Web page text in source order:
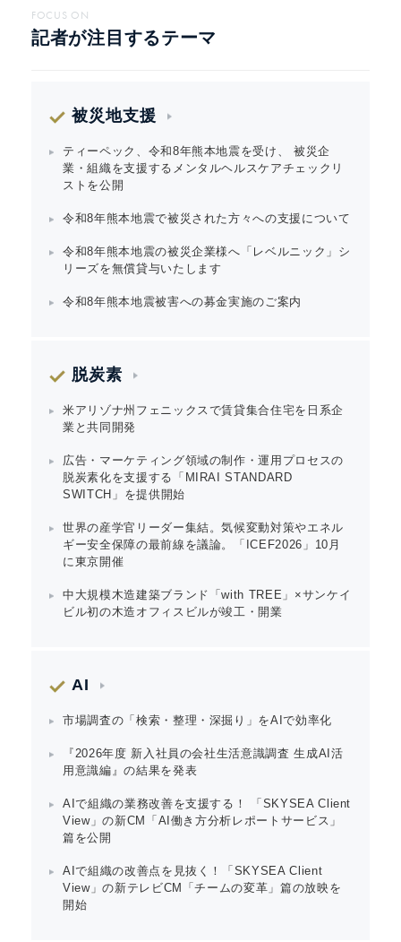
FOCUS ON
記者が注目するテーマ
被災地支援
ティーペック、令和8年熊本地震を受け、 被災企
業・組織を支援するメンタルヘルスケアチェックリ
ストを公開
令和8年熊本地震で被災された方々への支援について
令和8年熊本地震の被災企業様へ「レベルニック」シ
リーズを無償貸与いたします
令和8年熊本地震被害への募金実施のご案内
脱炭素
米アリゾナ州フェニックスで賃貸集合住宅を日系企
業と共同開発
広告・マーケティング領域の制作・運用プロセスの
脱炭素化を支援する「MIRAI STANDARD
SWITCH」を提供開始
世界の産学官リーダー集結。気候変動対策やエネル
ギー安全保障の最前線を議論。「ICEF2026」10月
に東京開催
中大規模木造建築ブランド「with TREE」×サンケイ
ビル初の木造オフィスビルが竣工・開業
AI
市場調査の「検索・整理・深掘り」をAIで効率化
『2026年度 新入社員の会社生活意識調査 生成AI活
用意識編』の結果を発表
AIで組織の業務改善を支援する！ 「SKYSEA Client
View」の新CM「AI働き方分析レポートサービス」
篇を公開
AIで組織の改善点を見抜く！「SKYSEA Client
View」の新テレビCM「チームの変革」篇の放映を
開始
English